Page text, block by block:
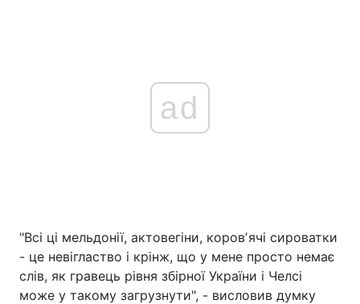
ad
"Всі ці мельдонії, актовегіни, коровʼячі сироватки
- це невігластво і крінж, що у мене просто немає
слів, як гравець рівня збірної України і Челсі
може у такому загрузнути", - висловив думку